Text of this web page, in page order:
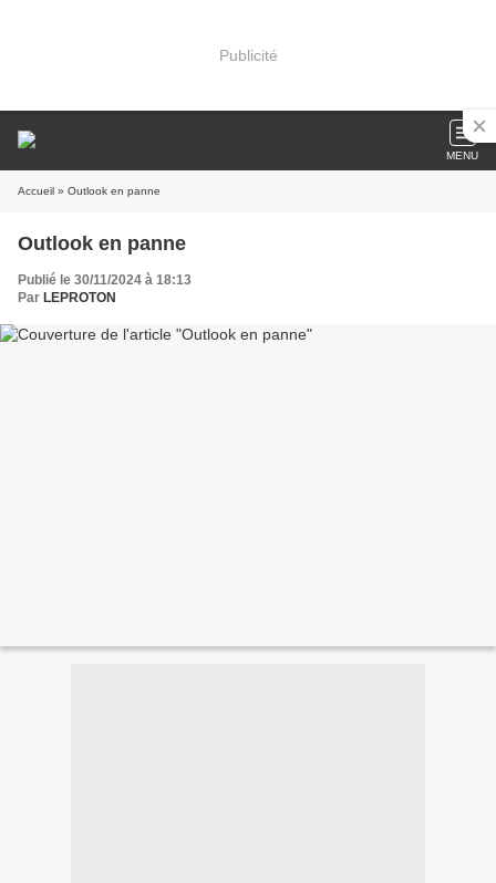
Publicité
MENU
Accueil » Outlook en panne
Outlook en panne
Publié le 30/11/2024 à 18:13
Par LEPROTON